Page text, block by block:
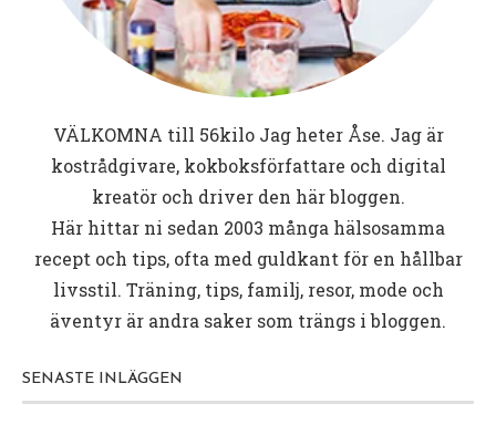
VÄLKOMNA till 56kiloJag heter Åse. Jag är
kostrådgivare, kokboksförfattare och digital
kreatör och driver den här bloggen.
Här hittar ni sedan 2003 många hälsosamma
recept och tips, ofta med guldkant för en hållbar
livsstil. Träning, tips, familj, resor, mode och
äventyr är andra saker som trängs i bloggen.
SENASTE INLÄGGEN